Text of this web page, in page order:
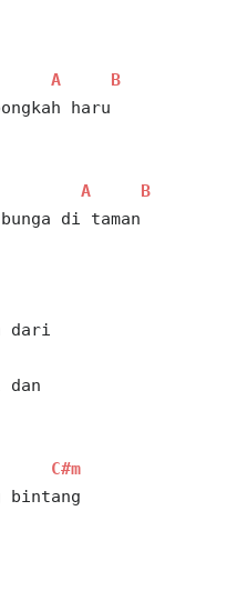
A
B
haru
A
B
di taman
dari
dan
C#m
bintang